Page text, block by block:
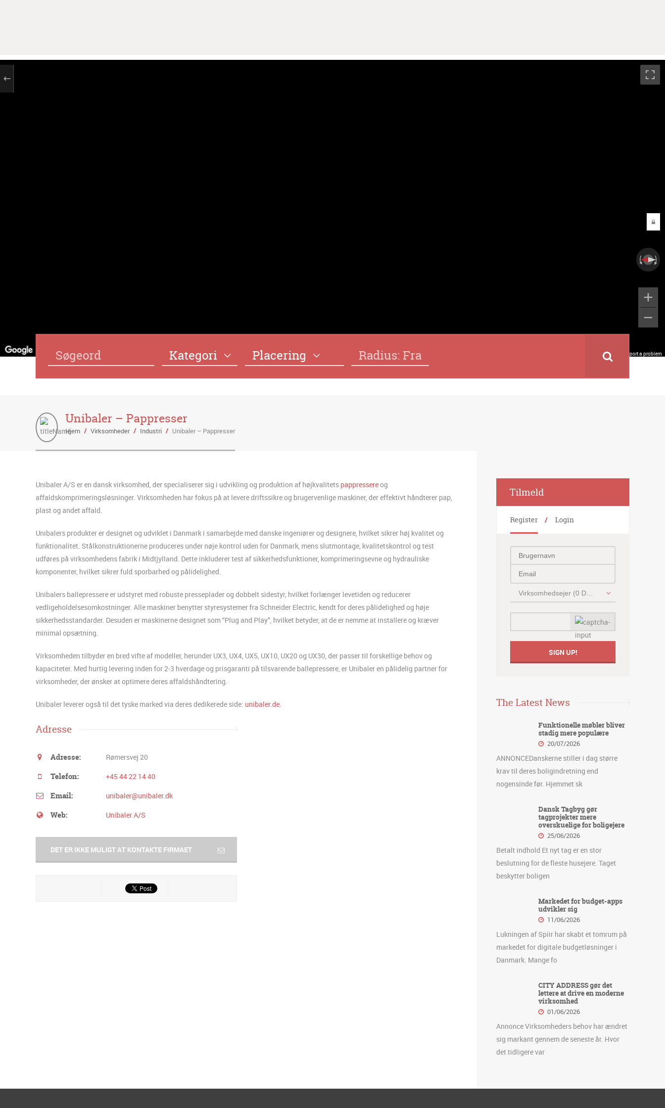
Terms Report a problem
Kategori Placering Radius: Fra
Unibaler – Pappresser
Hjem / Virksomheder / Industri / Unibaler – Pappresser
Unibaler A/S er en dansk virksomhed, der specialiserer sig i udvikling og produktion af højkvalitets pappressereog
affaldskomprimeringsløsninger. Virksomheden har fokus på at levere driftssikre og brugervenlige maskiner, der effektivt håndterer pap,
plast og andet affald.
Unibalers produkter er designet og udviklet i Danmark i samarbejde med danske ingeniører og designere, hvilket sikrer høj kvalitet og
funktionalitet. Stålkonstruktionerne produceres under nøje kontrol uden for Danmark, mens slutmontage, kvalitetskontrol og test
udføres på virksomhedens fabrik i Midtjylland. Dette inkluderer test af sikkerhedsfunktioner, komprimeringsevne og hydrauliske
komponenter, hvilket sikrer fuld sporbarhed og pålidelighed.
Unibalers ballepressere er udstyret med robuste presseplader og dobbelt sidestyr, hvilket forlænger levetiden og reducerer
vedligeholdelsesomkostninger. Alle maskiner benytter styresystemer fra Schneider Electric, kendt for deres pålidelighed og høje
sikkerhedsstandarder. Desuden er maskinerne designet som “Plug and Play”, hvilket betyder, at de er nemme at installere og kræver
minimal opsætning.
Virksomheden tilbyder en bred vifte af modeller, herunder UX3, UX4, UX5, UX10, UX20 og UX30, der passer til forskellige behov og
kapaciteter. Med hurtig levering inden for 2-3 hverdage og prisgaranti på tilsvarende ballepressere, er Unibaler en pålidelig partner for
virksomheder, der ønsker at optimere deres affaldshåndtering.
Unibaler leverer også til det tyske marked via deres dedikerede side: unibaler.de.
Adresse
Adresse: Rømersvej 20
Telefon: +45 44 22 14 40
Email: unibaler@unibaler.dk
Web: Unibaler A/S
DET ER IKKE MULIGT AT KONTAKTE FIRMAET
Tilmeld
Register Login
Virksomhedsejer (0 DKK)
The Latest News
Funktionelle møbler bliver
stadig mere populære
20/07/2026
ANNONCEDanskerne stiller i dag større
krav til deres boligindretning end
nogensinde før. Hjemmet sk
Dansk Tagbyg gør
tagprojekter mere
overskuelige for boligejere
25/06/2026
Betalt indhold Et nyt tag er en stor
beslutning for de fleste husejere. Taget
beskytter boligen
Markedet for budget-apps
udvikler sig
11/06/2026
Lukningen af Spiir har skabt et tomrum på
markedet for digitale budgetløsninger i
Danmark. Mange fo
CITY ADDRESS gør det
lettere at drive en moderne
virksomhed
01/06/2026
Annonce Virksomheders behov har ændret
sig markant gennem de seneste år. Hvor
det tidligere var